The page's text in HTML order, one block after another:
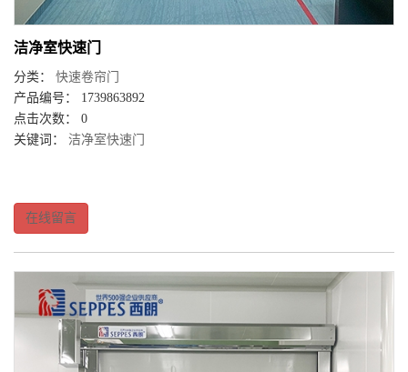
洁净室快速门
分类： 快速卷帘门
产品编号： 1739863892
点击次数： 0
关键词： 洁净室快速门
在线留言